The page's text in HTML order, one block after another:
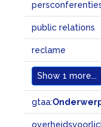
public relations
reclame
Show 1 more...
gtaa: